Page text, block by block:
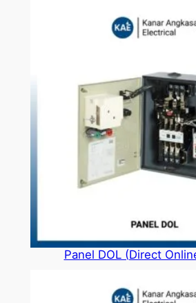
Panel DOL (Direct